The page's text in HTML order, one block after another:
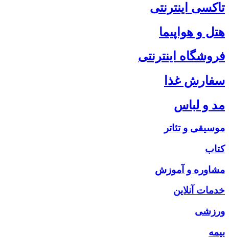
تاکسی اینترنتی
هتل و هواپیما
فروشگاه اینترنتی
سفارش غذا
مد و لباس
موسیقی و تئاتر
کتاب
مشاوره و آموزش
خدمات آنلاین
ورزشی
بیمه